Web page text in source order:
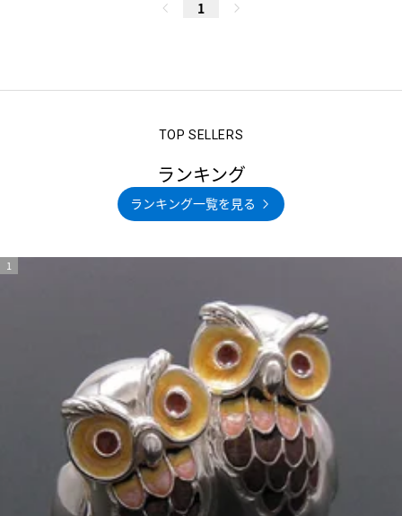
1
ランキング
ランキング一覧を見る